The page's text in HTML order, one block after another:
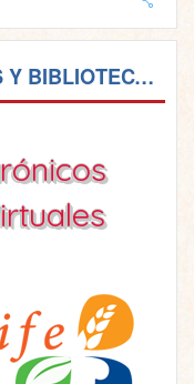
RECURSOS ELECTRÓNICOS Y BIBLIOTECAS VIRTUALES